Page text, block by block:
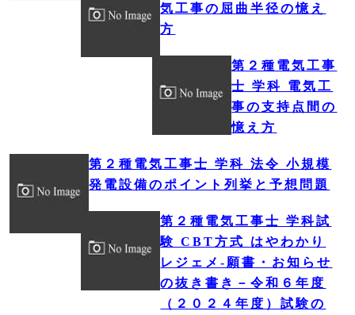
気工事の屈曲半径の憶え
方
第２種電気工事
士 学科 電気工
事の支持点間の
憶え方
第２種電気工事士 学科 法令 小規模
発電設備のポイント列挙と予想問題
第２種電気工事士 学科試
験 CBT方式 はやわかり
レジェメ‐願書・お知らせ
の抜き書き－令和６年度
（２０２４年度）試験の